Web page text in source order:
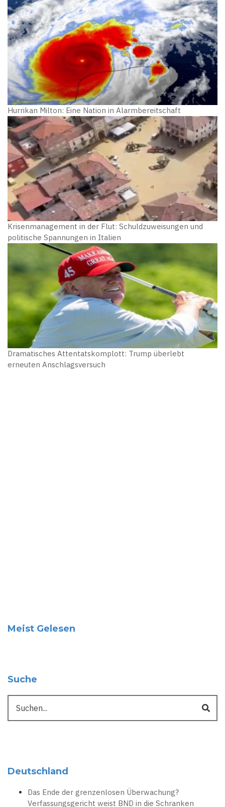
Hurrikan Milton: Eine Nation in Alarmbereitschaft
Krisenmanagement in der Flut: Schuldzuweisungen und
politische Spannungen in Italien
Dramatisches Attentatskomplott: Trump überlebt
erneuten Anschlagsversuch
Meist Gelesen
Suche
Deutschland
Das Ende der grenzenlosen Überwachung?
Verfassungsgericht weist BND in die Schranken